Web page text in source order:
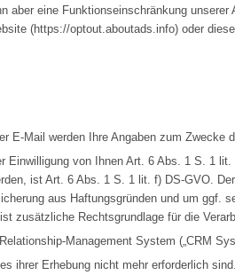
aber eine Funktionseinschränkung
(https://optout.aboutads.info) oder
Mail werden Ihre Angaben zum Zwecke
Einwilligung von Ihnen Art. 6 Abs. 1 S. 1
ist Art. 6 Abs. 1 S. 1 lit. f) DS-GVO.
aus Haftungsgründen und um
zusätzliche Rechtsgrundlage für die
Management System („CRM
ihrer Erhebung nicht mehr erforderlich